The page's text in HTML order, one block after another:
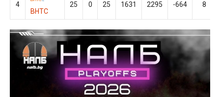
4
ВНТС
25 0 25 1631 2295 -664 8